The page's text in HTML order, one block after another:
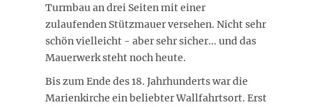
Turmbau an drei Seiten mit einer
zulaufenden Stützmauer versehen. Nicht sehr
schön vielleicht - aber sehr sicher... und das
Mauerwerk steht noch heute.
Bis zum Ende des 18. Jahrhunderts war die
Marienkirche ein beliebter Wallfahrtsort. Erst